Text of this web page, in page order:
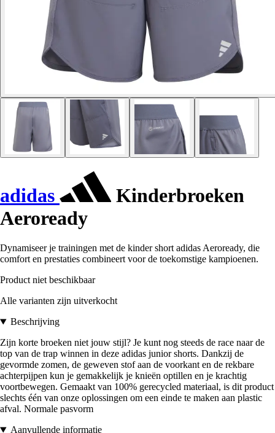
adidas
Kinderbroeken
Aeroready
Dynamiseer je trainingen met de kinder short adidas Aeroready, die
comfort en prestaties combineert voor de toekomstige kampioenen.
Product niet beschikbaar
Alle varianten zijn uitverkocht
Beschrijving
Zijn korte broeken niet jouw stijl? Je kunt nog steeds de race naar de
top van de trap winnen in deze adidas junior shorts. Dankzij de
gevormde zomen, de geweven stof aan de voorkant en de rekbare
achterpijpen kun je gemakkelijk je knieën optillen en je krachtig
voortbewegen. Gemaakt van 100% gerecycled materiaal, is dit product
slechts één van onze oplossingen om een einde te maken aan plastic
afval. Normale pasvorm
Aanvullende informatie